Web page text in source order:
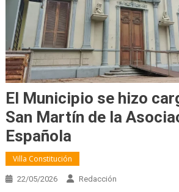
El Municipio se hizo
San Martín de la
Española
Villa Constitución
22/05/2026 Redacción